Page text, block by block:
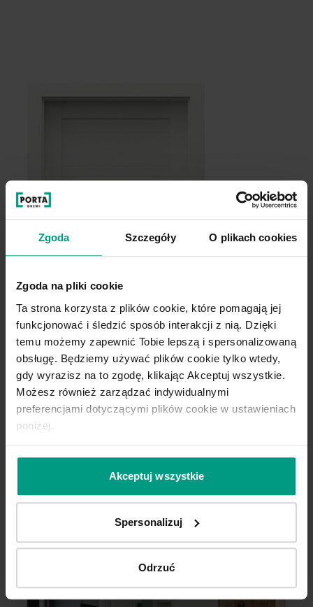
Zgoda Szczegóły O plikach cookies
Zgoda na pliki cookie
Ta strona korzysta z plików cookie, które pomagają jej
funkcjonować i śledzić sposób interakcji z nią. Dzięki
temu możemy zapewnić Tobie lepszą i spersonalizowaną
obsługę. Będziemy używać plików cookie tylko wtedy,
gdy wyrazisz na to zgodę, klikając Akceptuj wszystkie.
Możesz również zarządzać indywidualnymi
preferencjami dotyczącymi plików cookie w ustawieniach
poniżej.
Akceptuj wszystkie
Spersonalizuj
Odrzuć
Biały
Dąb Catania
Grupa cenowa (2)
Hikora Jackson Ciemny Hikora Jackson Jasny